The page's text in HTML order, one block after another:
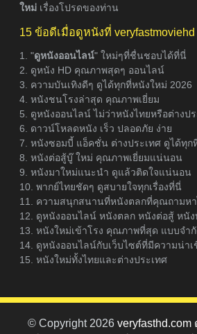
ใหม่ เรื่องโปรดของท่าน
15 ข้อดีเมื่อดูหนังที่ veryfastmoviehd
1. "ดูหนังออนไลน์" ใหม่ๆที่ชื่นชอบได้ที่นี่
2. ดูหนัง HD คุณภาพสุดๆ ออนไลน์
3. ความบันเทิงดีๆ ดูได้ทุกที่หนังใหม่ 2026
4. หนังชนโรงล่าสุด คุณภาพเยี่ยม
5. ดูหนังออนไลน์ ไม่ว่าหนังไทยหรือต่างปร
6. ดาวน์โหลดหนัง เร็ว ปลอดภัย ง่าย
7. หนังซอมบี้ แอ็คชั่น ต่างประเทศ ดูได้ทุก
8. หนังต่อสู้บู๊ ใหม่ คุณภาพเยี่ยมแน่นอน
9. หนังมาใหม่แนะนำ ดูแล้วติดใจแน่นอน
10. พากย์ไทยชัดๆ ดูสบายใจทุกเรื่องที่นี่
11. ความสนุกสนานที่หนังตลกที่คุณถามห
12. ดูหนังออนไลน์ หนังตลก หนังต่อสู้ หนัง
13. หนังใหม่เข้าโรง คุณภาพที่สุด แบบจำ
14. ดูหนังออนไลน์กับเว็บไซต์ที่มีความน่าเ
15. หนังใหม่ทั้งไทยและต่างประเทศ
© Copyright 2026